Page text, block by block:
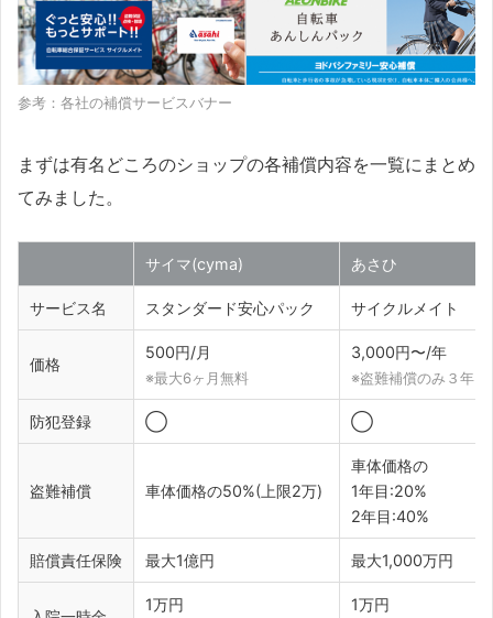
参考：各社の補償サービスバナー
まずは有名どころのショップの各補償内容を一覧にまとめ
てみました。
サイマ(cyma) あさひ
サービス名 スタンダード安心パック サイクルメイト
価格
500円/月
※最大6ヶ月無料
3,000円〜/年
※盗難補償のみ３年
防犯登録 ◯ ◯
盗難補償 車体価格の50%(上限2万)
車体価格の
1年目:20%
2年目:40%
賠償責任保険 最大1億円 最大1,000万円
1万円
1万円